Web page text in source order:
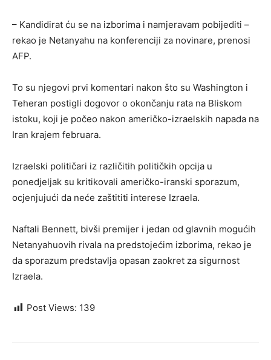
– Kandidirat ću se na izborima i namjeravam pobijediti –
rekao je Netanyahu na konferenciji za novinare, prenosi
AFP.
To su njegovi prvi komentari nakon što su Washington i
Teheran postigli dogovor o okončanju rata na Bliskom
istoku, koji je počeo nakon američko-izraelskih napada na
Iran krajem februara.
Izraelski političari iz različitih političkih opcija u
ponedjeljak su kritikovali američko-iranski sporazum,
ocjenjujući da neće zaštititi interese Izraela.
Naftali Bennett, bivši premijer i jedan od glavnih mogućih
Netanyahuovih rivala na predstojećim izborima, rekao je
da sporazum predstavlja opasan zaokret za sigurnost
Izraela.
Post Views: 139